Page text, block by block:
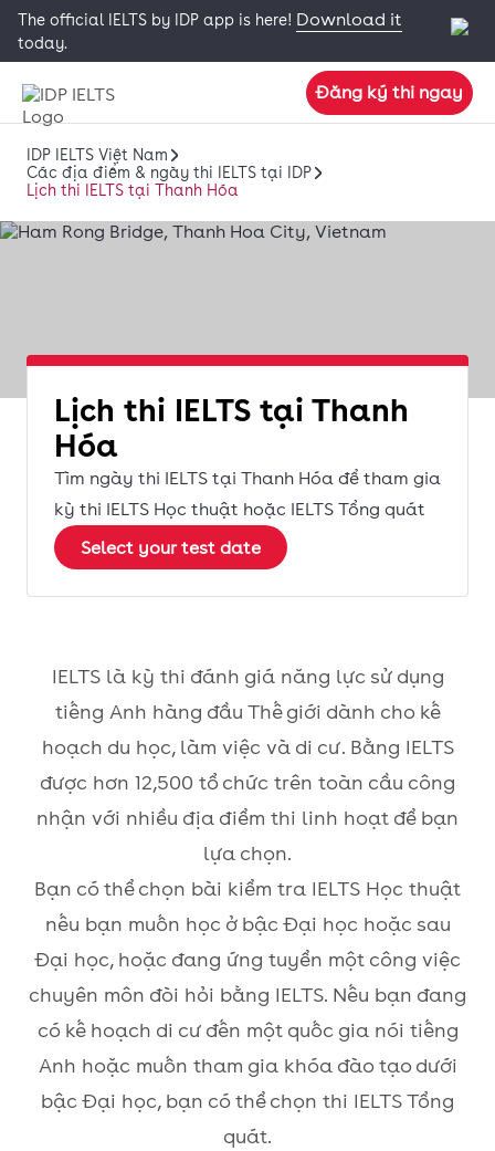
The official IELTS by IDP app is here! Download it
today.
Đăng ký thi ngay
IDP IELTS Việt Nam
Các địa điểm & ngày thi IELTS tại IDP
Lịch thi IELTS tại Thanh Hóa
Lịch thi IELTS tại Thanh
Hóa
Tìm ngày thi IELTS tại Thanh Hóa để tham gia
kỳ thi IELTS Học thuật hoặc IELTS Tổng quát
Select your test date
IELTS là kỳ thi đánh giá năng lực sử dụng
tiếng Anh hàng đầu Thế giới dành cho kế
hoạch du học, làm việc và di cư. Bằng IELTS
được hơn 12,500 tổ chức trên toàn cầu công
nhận với nhiều địa điểm thi linh hoạt để bạn
lựa chọn.
Bạn có thể chọn bài kiểm tra IELTS Học thuật
nếu bạn muốn học ở bậc Đại học hoặc sau
Đại học, hoặc đang ứng tuyển một công việc
chuyên môn đòi hỏi bằng IELTS. Nếu bạn đang
có kế hoạch di cư đến một quốc gia nói tiếng
Anh hoặc muốn tham gia khóa đào tạo dưới
bậc Đại học, bạn có thể chọn thi IELTS Tổng
quát.